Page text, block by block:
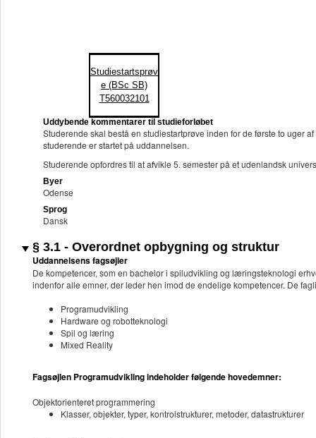
Studiestartsprøv
e (BSc SB)
T560032101
Uddybende kommentarer til studieforløbet
Studerende skal bestå en studiestartprøve inden for de første to uger
studerende er startet på uddannelsen.
Studerende opfordres til at afvikle 5. semester på et udenlandsk
Byer
Odense
Sprog
Dansk
§ 3.1 - Overordnet opbygning og struktur
Uddannelsens fagsøjler
De kompetencer, som en bachelor i spiludvikling og læringsteknologi
indenfor alle emner, der leder hen imod de endelige kompetencer. De
Programudvikling
Hardware og robotteknologi
Spil og læring
Mixed Reality
Fagsøjlen Programudvikling indeholder følgende hovedemner:
Objektorienteret programmering
Klasser, objekter, typer, kontrolstrukturer, metoder, datastrukturer